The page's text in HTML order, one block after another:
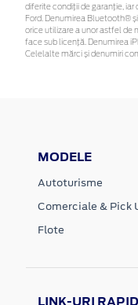
diferite condiții de garanție,
Ford. Denumirea Bluetooth®
orice utilizare a unor astfel de
face sub licență. Denumirea
Celelalte mărci și denumiri
MODELE
Autoturisme
Comerciale & Pick
Flote
LINK-URI